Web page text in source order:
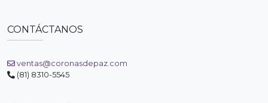
CONTÁCTANOS
ventas@coronasdepaz.com
(81) 8310-5545